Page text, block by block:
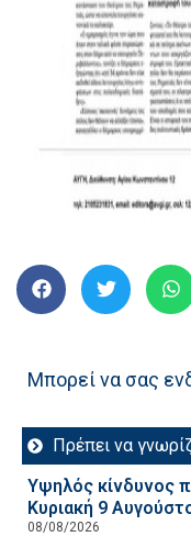
Μπορεί να σας
Πρέπει να
Υψηλός κίνδυνος
Κυριακή 9
08/08/2026